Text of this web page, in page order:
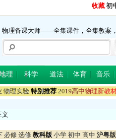
收藏 初
物理备课大师——全集课件，全集教案
理 科学 道法 体育 音乐
物理实验 特别推荐 2019高中物理新教
文
必修 选修 教科版 小学 初中 高中 沪粤版